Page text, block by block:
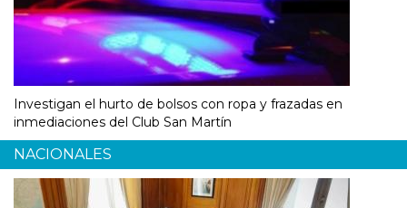
Investigan el hurto de bolsos con ropa y frazadas en
inmediaciones del Club San Martín
NACIONALES